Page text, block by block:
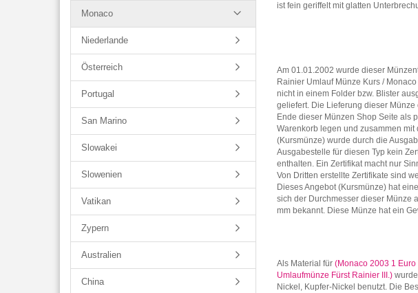
ist fein geriffelt mit glatten
Am 01.01.2002 wurde dieser
Rainier Umlauf Münze Kurs /
nicht in einem Folder bzw. Blister
geliefert. Die Lieferung dieser
Ende dieser Münzen Shop Seite als
Warenkorb legen und zusammen
(Kursmünze) wurde durch die
Ausgabestelle für diesen Typ kein
enthalten. Ein Zertifikat macht nur
Von Dritten erstellte Zertifikate sind
Dieses Angebot (Kursmünze) hat
sich der Durchmesser dieser Münze
mm bekannt. Diese Münze hat ein
Als Material für (Monaco 2003 1
Umlaufmünze Fürst Rainier III.)
Nickel, Kupfer-Nickel benutzt. Die
Monaco
Niederlande
Österreich
Portugal
San Marino
Slowakei
Slowenien
Vatikan
Zypern
Australien
China